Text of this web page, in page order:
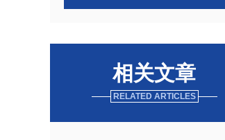
相关文章
RELATED ARTICLES